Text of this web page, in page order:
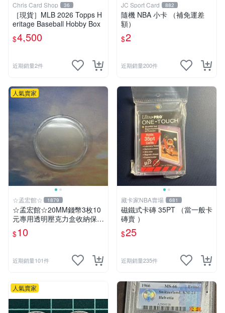
Chris Card Shop 36
［現貨］MLB 2026 Topps H
eritage Baseball Hobby Box
$4,500
近期銷量2件
JC Sport Card 882
隨機 NBA 小卡 （補免運差
額）
$2
近期銷量200件
人氣賣家
☆孟宏館☆ 1879
☆孟宏館☆20MM錢幣3枚10
元專用透明壓克力盒收納保護
盒錢幣收藏盒透明圓盒硬幣盒
錢幣盒
$10
近期銷量101件
藏卡家NBA賣場 681
磁鐵式卡磚 35PT （當一般卡
磚賣 ）
$25
近期銷量235件
人氣賣家